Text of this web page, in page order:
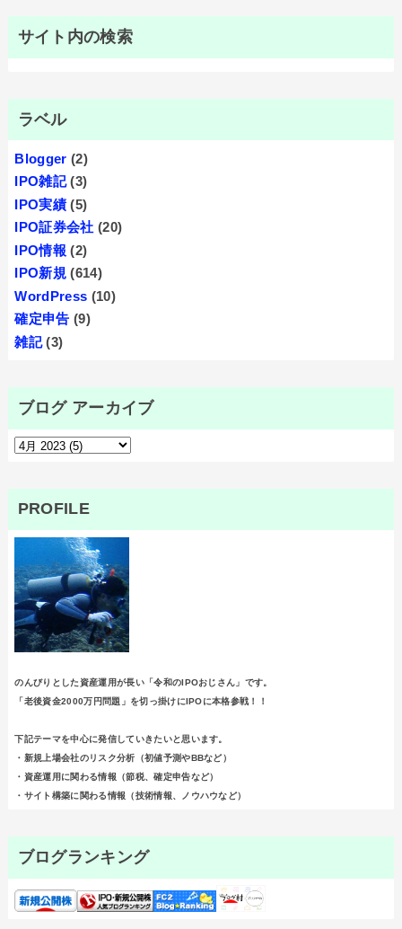
サイト内の検索
ラベル
Blogger (2)
IPO雑記 (3)
IPO実績 (5)
IPO証券会社 (20)
IPO情報 (2)
IPO新規 (614)
WordPress (10)
確定申告 (9)
雑記 (3)
ブログ アーカイブ
PROFILE
のんびりとした資産運用が長い「令和のIPOおじさん」です。
「老後資金2000万円問題」を切っ掛けにIPOに本格参戦！！
下記テーマを中心に発信していきたいと思います。
・新規上場会社のリスク分析（初値予測やBBなど）
・資産運用に関わる情報（節税、確定申告など）
・サイト構築に関わる情報（技術情報、ノウハウなど）
ブログランキング